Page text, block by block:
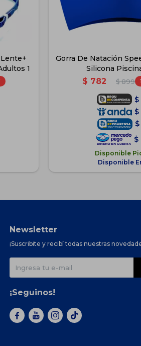
1
Gorra De Natación
Silicona
$ 782 $ 899
$
$
$
$
Disponible
Disponible
Newsletter
¡Suscribite y recibí todas nuestras
¡Seguinos!
  